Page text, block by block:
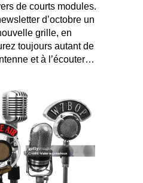
de courts modules.
d’octobre un
grille, en
toujours autant de
et à l’écouter…